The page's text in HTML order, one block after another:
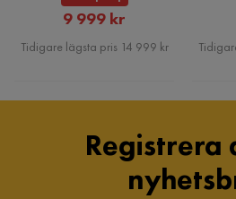
Rabatterat
Pris
9 999 kr
Tidigare lägsta pris 14 999 kr
Registrera